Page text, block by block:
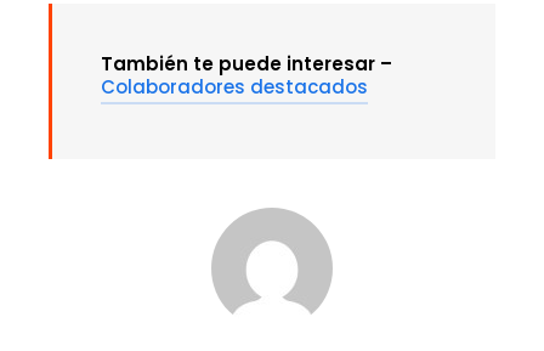
También te puede interesar –
Colaboradores destacados